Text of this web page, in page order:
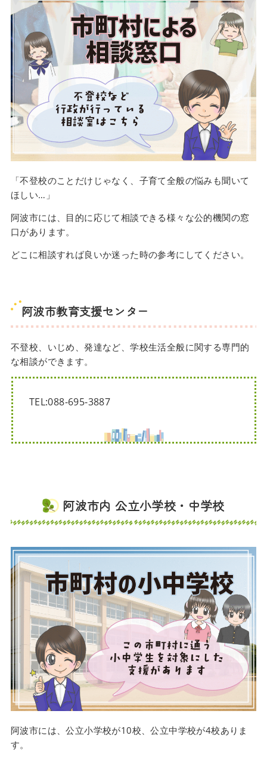
「不登校のことだけじゃなく、子育て全般の悩みも聞いて
ほしい…」
阿波市には、目的に応じて相談できる様々な公的機関の窓
口があります。
どこに相談すれば良いか迷った時の参考にしてください。
阿波市教育支援センター
不登校、いじめ、発達など、学校生活全般に関する専門的
な相談ができます。
TEL:088-695-3887
阿波市内 公立小学校・中学校
阿波市には、公立小学校が10校、公立中学校が4校ありま
す。